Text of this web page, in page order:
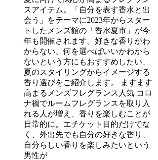
スアイテム。「自分を表す香水と出
会う」をテーマに2023年からスター
トしたメンズ館の「香水夏市」が今
年も開催されます。好きな香りがわ
からない、何を選べばいいかわから
ないという方にもおすすめしたい、
夏のスタイリングからイメージする
香り選びをご紹介します。 ますます
高まるメンズフレグランス人気 コロ
ナ禍でルームフレグランスを取り入
れる人が増え、香りを楽しむことが
日常的に。エチケット目的だけでな
く、外出先でも自分の好きな香り、
自分らしい香りを楽しみたいという
男性が